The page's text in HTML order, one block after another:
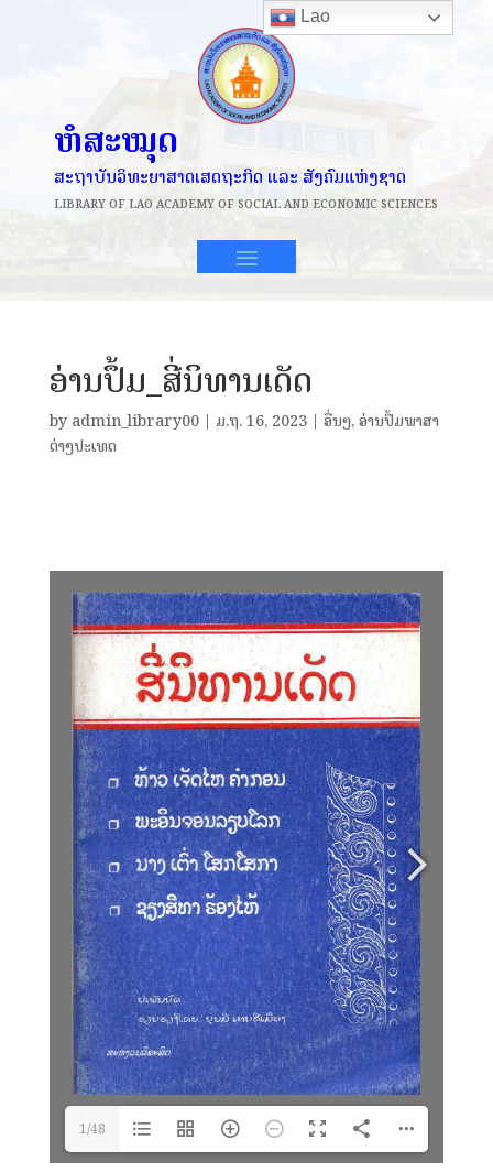
ຫໍສະໝຸດ
ສະຖາບັນວິທະຍາສາດເສດຖະກິດ ແລະ ສັງຄົມແຫ່ງຊາດ
LIBRARY OF LAO ACADEMY OF SOCIAL AND ECONOMIC SCIENCES
ອ່ານປຶ້ມ_ສີ່ນິທານເດັດ
by admin_library00| ມ.ຖ. 16, 2023| ອື່ນໆ,ອ່ານປຶ້ມພາສາ
ຕ່າງປະເທດ
1/48
Lao